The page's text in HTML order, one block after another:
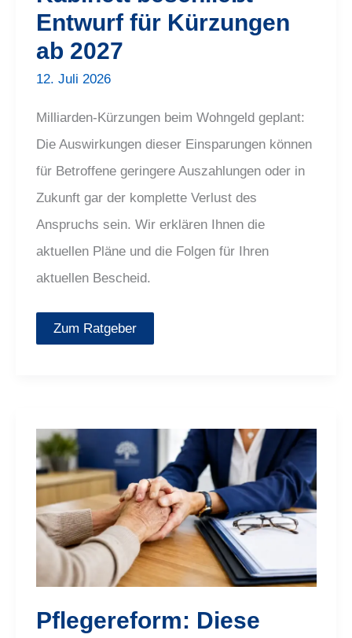
Entwurf für Kürzungen
ab 2027
12. Juli 2026
Milliarden-Kürzungen beim Wohngeld geplant:
Die Auswirkungen dieser Einsparungen können
für Betroffene geringere Auszahlungen oder in
Zukunft gar der komplette Verlust des
Anspruchs sein. Wir erklären Ihnen die
aktuellen Pläne und die Folgen für Ihren
aktuellen Bescheid.
Zum Ratgeber
Pflegereform: Diese
Pflegereform:
Diese
Kürzungen
sind
geplant